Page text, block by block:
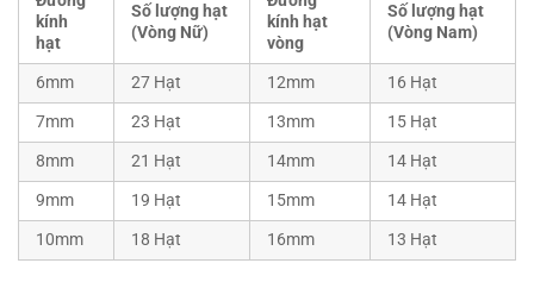
kính
hạt
Số lượng hạt
(Vòng Nữ)
kính hạt
vòng
Số lượng hạt
(Vòng Nam)
6mm 27 Hạt 12mm
16 Hạt
7mm
23 Hạt 13mm
15 Hạt
8mm
21 Hạt 14mm
14 Hạt
9mm
19 Hạt 15mm
14 Hạt
10mm
18 Hạt 16mm 13 Hạt